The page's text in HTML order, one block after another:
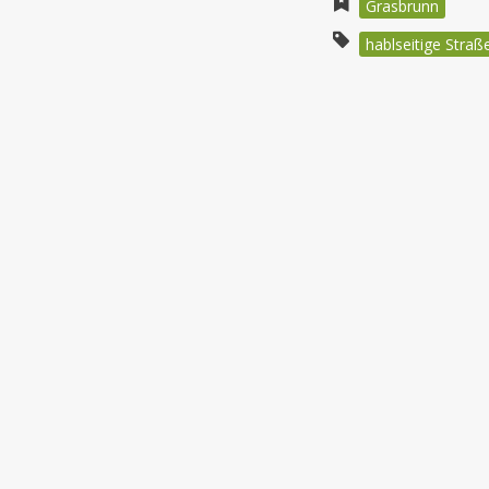
Grasbrunn
hablseitige